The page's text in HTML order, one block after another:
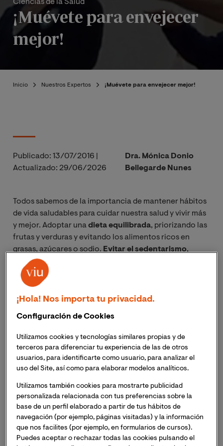
Ciencias de la Salud
¡Muévete para envejecer
mejor!
Inicio Nuestros Expertos ¡Muévete para envejecer mejor!
Publicado: 13/07/2016
Actualizado: 29/06/2026
Dra. Mónica Donio
Bellegarde Nunes
Todos sabemos de la importancia de mantener hábitos
de vida saludables para cuidar nuestra salud y vivir más
y mejor. Adoptar unadieta equilibrada, priorizando las
frutas y verduras y evitando los alimentos ricos en
grasas, azúcares o sodio. Evitar el sedentarismo,
practicando actividades físicas con regularidad.
Dormir bien
sociales satisfactorias, tener una actitud positiva hacia
las circunstancias que nos impone la vida. Estoy segura
incluir algunos de esos hábitos a nuestra vida cotidiana
(aunque a muchos nos cueste seguirlos al pie de la
letra, por el ritmo de vida acelerado que llevamos hoy
en día).
En una entrada anterior del blog, hablábamos del
concepto de Envejecimiento Exitosoy de la
importancia del apoyo social en la vida de las personas
mayores. Hoy me gustaría presentarles el concepto de
Envejecimiento Activo, sobre el cual se viene
hablando mucho en el ámbito de laPsicologíay de la
¡Hola! Nos importa tu privacidad.
Configuración de Cookies
Utilizamos cookies y tecnologías similares propias y de
terceros para diferenciar tu experiencia de las de otros
usuarios, para identificarte como usuario, para analizar el
uso del Site, así como para elaborar modelos analíticos.
Utilizamos también cookies para mostrarte publicidad
personalizada relacionada con tus preferencias sobre la
base de un perfil elaborado a partir de tus hábitos de
navegación (por ejemplo, páginas visitadas) y la información
que nos facilites (por ejemplo, en formularios de cursos).
Puedes aceptar o rechazar todas las cookies pulsando el